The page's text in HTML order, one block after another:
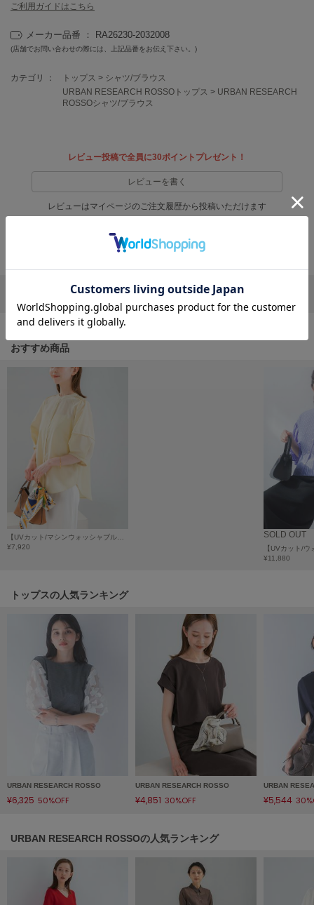
FURFUR
ファーファー
ジェラート ピケ
GRAMICCI
HUNTER
ホカ オネオネ
KEEN
LAATO
ラート
ル
レスポートサック
LILY BROWN
リリーブラウン
LILY BROWN Lingerie
リリーブラウンランジェリー
LITTLE UNION TOKYO
made of Organics
メイドオブオーガニクス
ミチュ コケット
MIESROHE
ミースロエ
ご利用ガイドはこちら
メーカー品番 ： RA26230-2032008
(店舗でお問い合わせの際には、上記品番をお伝え下さい。)
カテゴリ ： トップス > シャツ/ブラウス
URBAN RESEARCH ROSSOトップス > URBAN RESEARCH
ROSSOシャツ/ブラウス
レビュー投稿で全員に30ポイントプレゼント！
レビューを書く
レビューはマイページのご注文履歴から投稿いただけます
返品・キャンセルについて
リポストする LINEで送る
おすすめ商品
¥7,920
SOLD OUT
¥11,880
トップスの人気ランキング
URBAN RESEARCH ROSSO
¥6,325 50%OFF
URBAN RESEARCH ROSSO
¥4,851 30%OFF
URBAN
¥5,544
URBAN RESEARCH ROSSOの人気ランキング